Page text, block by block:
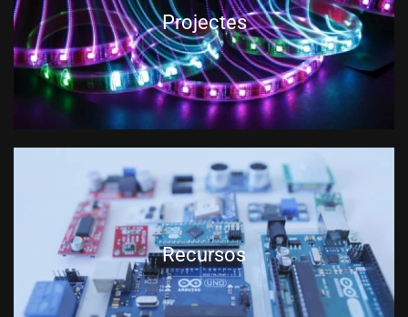
Projectes
Recursos